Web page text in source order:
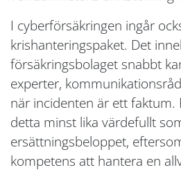
I cyberförsäkringen ingår
krishanteringspaket. Det
försäkringsbolaget snabbt
experter,
när incidenten är ett
detta minst lika värdefullt
ersättningsbeloppet,
kompetens att hantera en